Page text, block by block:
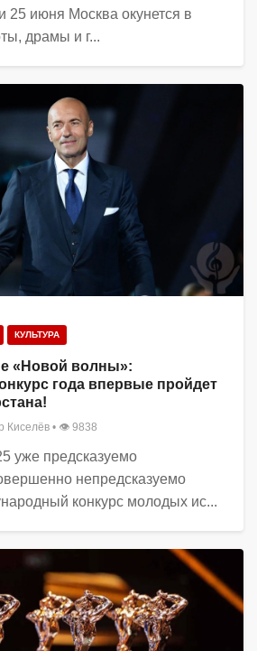
25 июня Москва окунется в
драмы и г...
КУЛЬТУРА
«Новой волны»:
года впервые пройдет
Киселёв • 👁 9838
уже предсказуемо
непредсказуемо
конкурс молодых ис...